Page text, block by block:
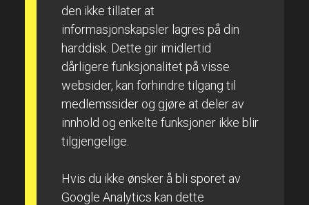
den ikke tillater at
informasjonskapsler lagres på din
harddisk. Dette gir imidlertid
dårligere funksjonalitet på visse
websider, kan forhindre tilgang til
medlemssider og gjøre at deler av
innhold og enkelte funksjoner ikke blir
tilgjengelige.
Hvis du ikke ønsker å bli sporet av
Google Analytics kan dette